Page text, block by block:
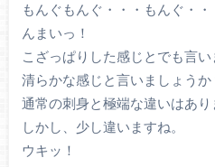
もんぐもんぐ・・・もんぐ・・
んまいっ！
こざっぱりした感じとでも言い
清らかな感じと言いましょうか
通常の刺身と極端な違いはあり
しかし、少し違いますね。
ウキッ！